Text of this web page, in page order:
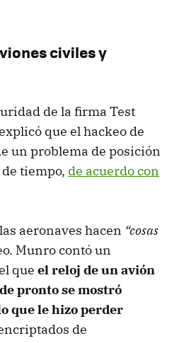
civiles y
de la firma Test
que el hackeo de
un problema de posición
tiempo, de acuerdo con
aeronaves hacen “cosas
Munro contó un
que el reloj de un avión
pronto se mostró
que le hizo perder
de